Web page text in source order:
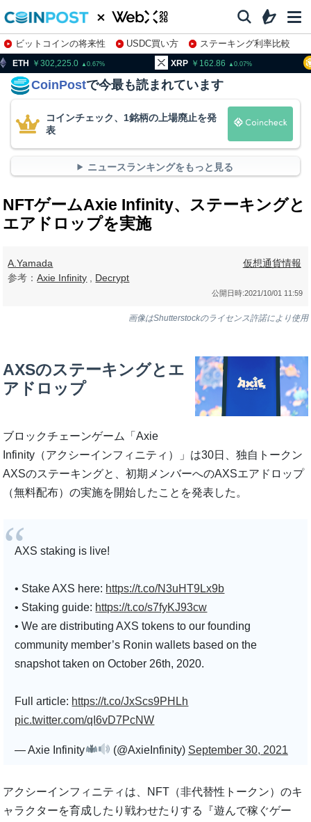
ビットコインの将来性 USDC買い方
ステーキング利率比較
株特集・関連銘柄
0.67 162.86 0.07
CoinPostで今最も読まれています
コインチェック、1銘柄の上場廃止を発
表
ニュースランキングをもっと見る
NFTゲームAxie Infinity、ステーキングと
エアドロップを実施
A.Yamada
参考：Axie Infinity Decrypt
仮想通貨情報
公開日時:2021/10/01 11:59
画像はShutterstockのライセンス許諾により使用
AXSのステーキングとエ
アドロップ
ブロックチェーンゲーム「Axie
Infinity（アクシーインフィニティ）」は30日、独自トークン
AXSのステーキングと、初期メンバーへのAXSエアドロップ
（無料配布）の実施を開始したことを発表した。
AXS staking is live!
• Stake AXS here: https://t.co/N3uHT9Lx9b
• Staking guide: https://t.co/s7fyKJ93cw
• We are distributing AXS tokens to our founding
community member’s Ronin wallets based on the
snapshot taken on October 26th, 2020.
Full article: https://t.co/JxScs9PHLh
pic.twitter.com/qI6vD7PcNW
— Axie Infinity (@AxieInfinity) September 30, 2021
アクシーインフィニティは、NFT（非代替性トークン）のキ
ャラクターを育成したり戦わせたりする『遊んで稼ぐゲー